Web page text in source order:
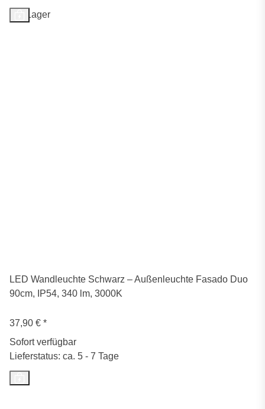
Auf Lager
LED Wandleuchte Schwarz – Außenleuchte Fasado Duo
90cm, IP54, 340 lm, 3000K
37,90 € *
Sofort verfügbar
Lieferstatus: ca. 5 - 7 Tage